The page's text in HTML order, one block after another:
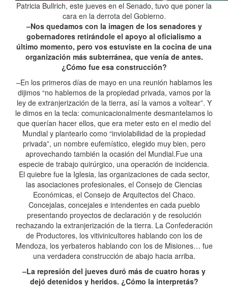
Patricia Bullrich, este jueves en el Senado, tuvo que poner la
cara en la derrota del Gobierno.
–Nos quedamos con la imagen de los senadores y
gobernadores retirándole el apoyo al oficialismo a
último momento, pero vos estuviste en la cocina de una
organización más subterránea, que venía de antes.
¿Cómo fue esa construcción?
–En los primeros días de mayo en una reunión hablamos les
dijimos “no hablemos de la propiedad privada, vamos por la
ley de extranjerización de la tierra, así la vamos a voltear”. Y
le dimos en la tecla: comunicacionalmente desmantelamos lo
que querían hacer ellos, que era meter esto en el medio del
Mundial y plantearlo como “inviolabilidad de la propiedad
privada”, un nombre eufemístico, elegido muy bien, pero
aprovechando también la ocasión del Mundial.Fue una
especie de trabajo quirúrgico, una operación de incidencia.
El quiebre fue la Iglesia, las organizaciones de cada sector,
las asociaciones profesionales, el Consejo de Ciencias
Económicas, el Consejo de Arquitectos del Chaco.
Concejalas, concejales e intendentes en cada pueblo
presentando proyectos de declaración y de resolución
rechazando la extranjerización de la tierra. La Confederación
de Productores, los vitivinicultores hablando con los de
Mendoza, los yerbateros hablando con los de Misiones… fue
una verdadera construcción de abajo hacia arriba.
–La represión del jueves duró más de cuatro horas y
dejó detenidos y heridos. ¿Cómo la interpretás?